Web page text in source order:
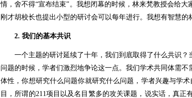
情，舍不得“宣布结束”。我想闭幕的时候，林来梵教授会给
刚才胡校长也提出小型的研讨会可以每年进行。我想有智慧的
2.我们的基本共识
一个主题的研讨延续了十年，我们到底取得了什么共识
问题的时候，学者们激烈地争论这一点。我们学术共同体需
体性，你想研究什么问题你就研究什么问题，学者兴趣与学
目，所谓的211项目以及名目繁多的攻关课题，说实话，真